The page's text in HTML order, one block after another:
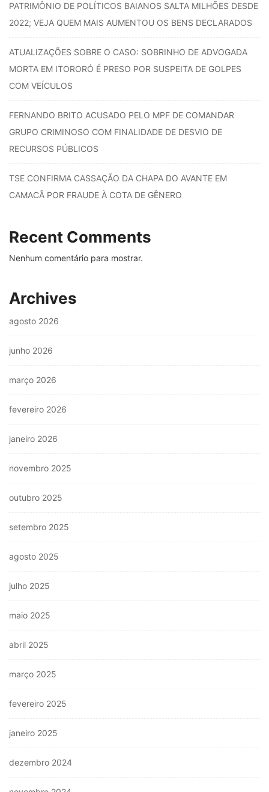
PATRIMÔNIO DE POLÍTICOS BAIANOS SALTA MILHÕES DESDE
2022; VEJA QUEM MAIS AUMENTOU OS BENS DECLARADOS
ATUALIZAÇÕES SOBRE O CASO: SOBRINHO DE ADVOGADA
MORTA EM ITORORÓ É PRESO POR SUSPEITA DE GOLPES
COM VEÍCULOS
FERNANDO BRITO ACUSADO PELO MPF DE COMANDAR
GRUPO CRIMINOSO COM FINALIDADE DE DESVIO DE
RECURSOS PÚBLICOS
TSE CONFIRMA CASSAÇÃO DA CHAPA DO AVANTE EM
CAMACÃ POR FRAUDE À COTA DE GÊNERO
Recent Comments
Nenhum comentário para mostrar.
Archives
agosto 2026
junho 2026
março 2026
fevereiro 2026
janeiro 2026
novembro 2025
outubro 2025
setembro 2025
agosto 2025
julho 2025
maio 2025
abril 2025
março 2025
fevereiro 2025
janeiro 2025
dezembro 2024